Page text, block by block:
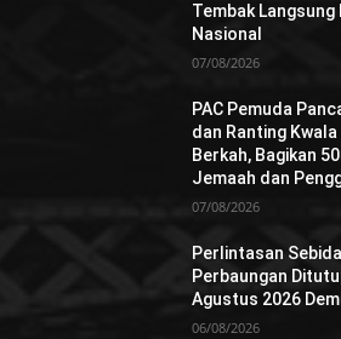
Tembak Langsung
Nasional
07/08/2026
PAC Pemuda
dan Ranting
Berkah, Bagikan
Jemaah dan
07/08/2026
Perlintasan
Perbaungan
Agustus 2026
06/08/2026